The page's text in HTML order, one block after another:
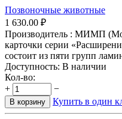
Позвоночные животные
1 630.00 ₽
Производитель : МИМП
карточки серии
состоит из пяти групп
Доступность: В наличии
Кол-во:
+
−
В корзину Купить в один